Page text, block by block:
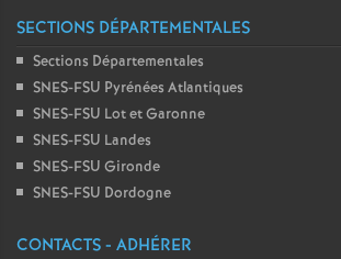
SECTIONS DÉPARTEMENTALES
Sections Départementales
SNES-FSU Pyrénées Atlantiques
SNES-FSU Lot et Garonne
SNES-FSU Landes
SNES-FSU Gironde
SNES-FSU Dordogne
CONTACTS - ADHÉRER